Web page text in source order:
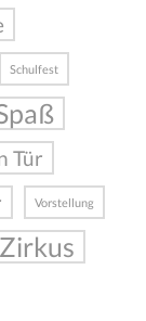
Schulfest
Tür
Vorstellung
Zirkus